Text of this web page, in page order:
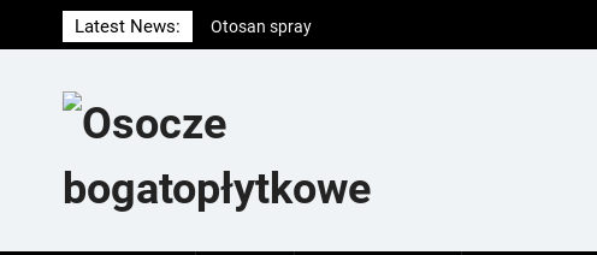
to
Latest News:
Otosan spray
Korony